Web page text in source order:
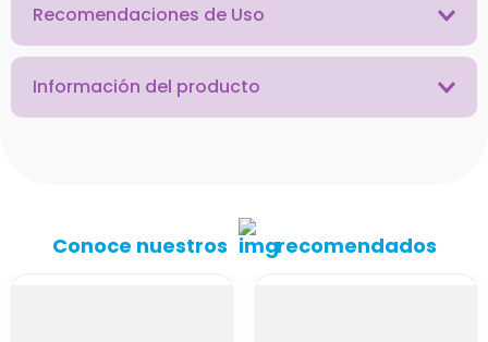
Recomendaciones de Uso
Información del producto
Conoce nuestros recomendados